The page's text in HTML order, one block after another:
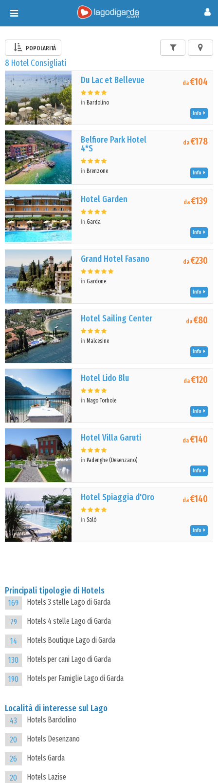
Toggle
navigation
POPOLARITÀ
8 Hotel Consigliati
Du Lac et Bellevue
in Bardolino
da€104
Info
Belfiore Park Hotel
4*S
in Brenzone
da€178
Info
Hotel Garden
inGarda
da€139
Info
Grand Hotel Fasano
inGardone
da€230
Info
Hotel Sailing Center
in Malcesine
da€80
Info
Hotel Lido Blu
in Nago Torbole
da€120
Info
Hotel Villa Garuti
in Padenghe (Desenzano)
da€140
Info
Hotel Spiaggia d'Oro
inSalò
da€140
Info
Principali tipologie di Hotels
169 Hotels 3 stelle Lago di Garda
79 Hotels 4 stelle Lago di Garda
14 Hotels Boutique Lago di Garda
130 Hotels per cani Lago di Garda
190 Hotels per Famiglie Lago di Garda
Località di interesse sul Lago
43 Hotels Bardolino
20 Hotels Desenzano
26 Hotels Garda
20 Hotels Lazise